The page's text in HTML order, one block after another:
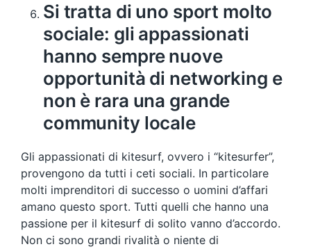
Si tratta di uno sport molto
sociale: gli appassionati
hanno sempre nuove
opportunità di networking e
non è rara una grande
community locale
Gli appassionati di kitesurf, ovvero i “kitesurfer”,
provengono da tutti i ceti sociali. In particolare
molti imprenditori di successo o uomini d’affari
amano questo sport. Tutti quelli che hanno una
passione per il kitesurf di solito vanno d’accordo.
Non ci sono grandi rivalità o niente di